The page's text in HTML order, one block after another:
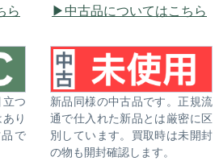
ら 中古品についてはこちら
つ
り
で
新品同様の中古品です。正規流
通で仕入れた新品とは厳密に区
別しています。買取時は未開封
の物も開封確認します。